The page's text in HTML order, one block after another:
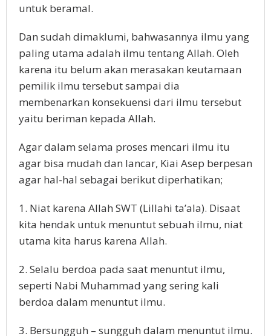
untuk beramal.
Dan sudah dimaklumi, bahwasannya ilmu yang
paling utama adalah ilmu tentang Allah. Oleh
karena itu belum akan merasakan keutamaan
pemilik ilmu tersebut sampai dia
membenarkan konsekuensi dari ilmu tersebut
yaitu beriman kepada Allah.
Agar dalam selama proses mencari ilmu itu
agar bisa mudah dan lancar, Kiai Asep berpesan
agar hal-hal sebagai berikut diperhatikan;
1. Niat karena Allah SWT (Lillahi ta’ala). Disaat
kita hendak untuk menuntut sebuah ilmu, niat
utama kita harus karena Allah.
2. Selalu berdoa pada saat menuntut ilmu,
seperti Nabi Muhammad yang sering kali
berdoa dalam menuntut ilmu.
3. Bersungguh – sungguh dalam menuntut ilmu.